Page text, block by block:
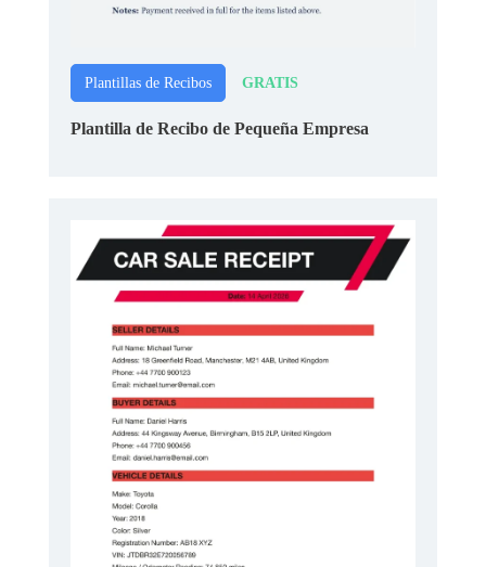
Plantillas de Recibos GRATIS
Plantilla de Recibo de Pequeña Empresa